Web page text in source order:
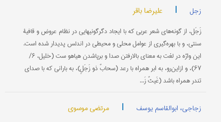
زجل | علیرضا باقر
زَجَل، از گونه‌های شعر عربی که با ایجاد دگرگونیهایی در نظام عروض و قافیۀ
سنتی، و با بهره‌گیری از عوامل محلی و محیطی در اندلس پدیدار شده است.
این واژه در لغت به معنای بالارفتن صدا و برپاشدن هیاهو ست (خلیل، ۶/
۶۷)، و ازاین‌رو، به ابر همراه با رعد (سحابٌ ذو زَجَلٍ)، به بارانی که با صدای
تندر همراه باشد (غَیثٌ زَ...
زجاجی، ابوالقاسم یوسف | مرتضی موسوی